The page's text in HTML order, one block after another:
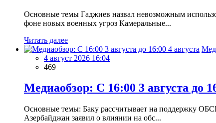
Основные темы Гаджиев назвал невозможным
фоне новых военных угроз Камеральные...
Читать далее
4 август 2026 16:04
469
Медиаобзор: С 16:00 3 августа до
Основные темы: Баку рассчитывает на поддержку
Азербайджан заявил о влиянии на обс...